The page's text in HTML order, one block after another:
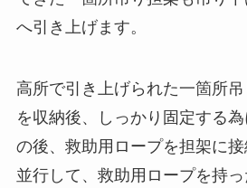
へ引き上げます。
高所で引き上げられた一箇所
を収納後、しっかり固定する
の後、救助用ロープを担架に
並行して、救助用ロープを持